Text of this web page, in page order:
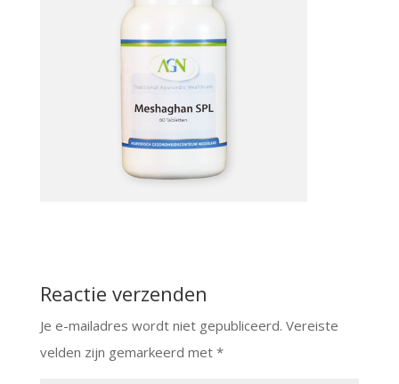
Reactie verzenden
Je e-mailadres wordt niet gepubliceerd. Vereiste
velden zijn gemarkeerd met *